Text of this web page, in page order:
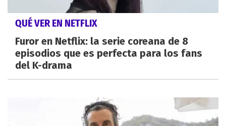
QUÉ VER EN NETFLIX
Furor en Netflix: la serie coreana de 8
episodios que es perfecta para los fans
del K-drama